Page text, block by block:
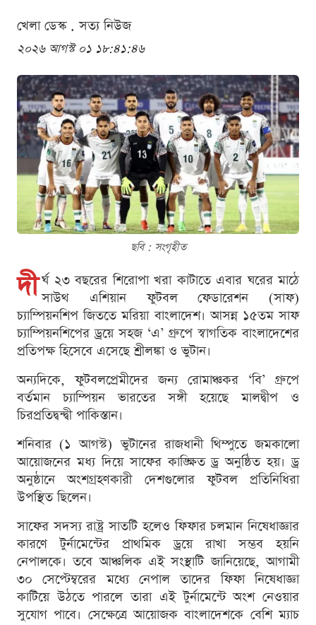
খেলা ডেস্ক . সত্য নিউজ
২০২৬ আগস্ট ০১ ১৮:৪১:৪৬
ছবি : সংগৃহীত
দী র্ঘ ২৩ বছরের শিরোপা খরা কাটাতে এবার ঘরের মাঠে
সাউথ এশিয়ান ফুটবল ফেডারেশন (সাফ)
চ্যাম্পিয়নশিপ জিততে মরিয়া বাংলাদেশ। আসন্ন ১৫তম সাফ
চ্যাম্পিয়নশিপের ড্রয়ে সহজ ‘এ’ গ্রুপে স্বাগতিক বাংলাদেশের
প্রতিপক্ষ হিসেবে এসেছে শ্রীলঙ্কা ও ভুটান।
অন্যদিকে, ফুটবলপ্রেমীদের জন্য রোমাঞ্চকর ‘বি’ গ্রুপে
বর্তমান চ্যাম্পিয়ন ভারতের সঙ্গী হয়েছে মালদ্বীপ ও
চিরপ্রতিদ্বন্দ্বী পাকিস্তান।
শনিবার (১ আগস্ট) ভুটানের রাজধানী থিম্পুতে জমকালো
আয়োজনের মধ্য দিয়ে সাফের কাঙ্ক্ষিত ড্র অনুষ্ঠিত হয়। ড্র
অনুষ্ঠানে অংশগ্রহণকারী দেশগুলোর ফুটবল প্রতিনিধিরা
উপস্থিত ছিলেন।
সাফের সদস্য রাষ্ট্র সাতটি হলেও ফিফার চলমান নিষেধাজ্ঞার
কারণে টুর্নামেন্টের প্রাথমিক ড্রয়ে রাখা সম্ভব হয়নি
নেপালকে। তবে আঞ্চলিক এই সংস্থাটি জানিয়েছে, আগামী
৩০ সেপ্টেম্বরের মধ্যে নেপাল তাদের ফিফা নিষেধাজ্ঞা
কাটিয়ে উঠতে পারলে তারা এই টুর্নামেন্টে অংশ নেওয়ার
সুযোগ পাবে। সেক্ষেত্রে আয়োজক বাংলাদেশকে বেশি ম্যাচ